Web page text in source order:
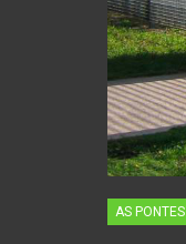
AS PONTES